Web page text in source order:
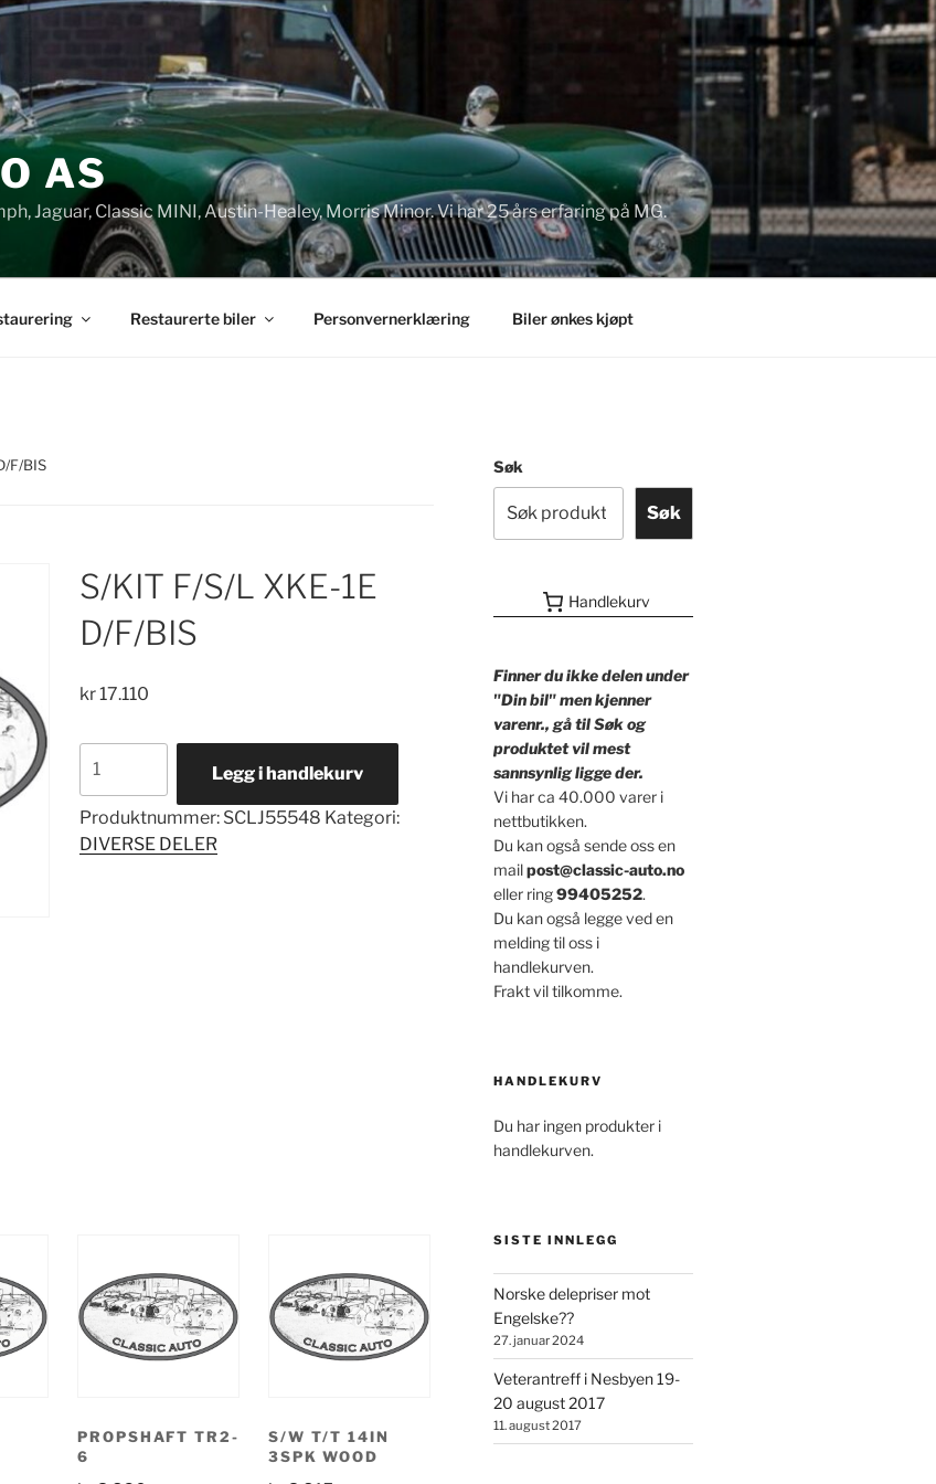
AS
Jaguar, Classic MINI, Austin-Healey, Morris Minor. Vi har 25 års erfaring på MG.
Restaurerte biler Personvernerklæring Biler ønkes kjøpt
F/BIS
S/KIT F/S/L XKE-1E
D/F/BIS
kr17.110
F/S/L
XKE-
1E
D/F/BIS
Legg i handlekurv
Produktnummer: SCLJ55548 Kategori:
DIVERSE DELER
PROPSHAFT TR2-
6
S/W T/T 14IN
3SPK WOOD
Søk
Søk
Handlekurv
Finner du ikke delen under
"Din bil" men kjenner
varenr., gå til Søk og
produktet vil mest
sannsynlig ligge der.
Vi har ca 40.000 varer i
nettbutikken.
Du kan også sende oss en
mailpost@classic-auto.no
eller ring99405252.
Du kan også legge ved en
melding til oss i
handlekurven.
Frakt vil tilkomme.
HANDLEKURV
Du har ingen produkter i
handlekurven.
SISTE INNLEGG
Norske delepriser mot
Engelske??
27. januar 2024
Veterantreff i Nesbyen 19-
20 august 2017
11. august 2017